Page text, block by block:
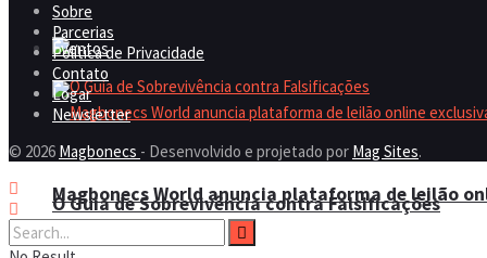
O Guia de Sobrevivência contra Falsificações
Eventos
Magbonecs World anuncia plataforma de leilão
Sobre
Parcerias
Política de Privacidade
Contato
Logar
Newsletter
© 2026 Magbonecs - Desenvolvido e projetado por Mag Sites.